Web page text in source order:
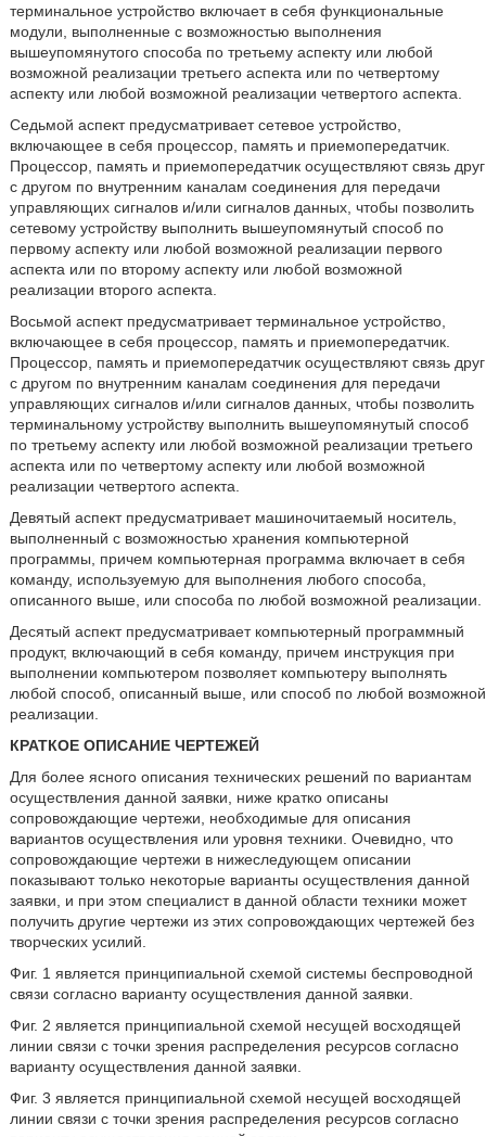
терминальное устройство включает в себя функциональные
модули, выполненные с возможностью выполнения
вышеупомянутого способа по третьему аспекту или любой
возможной реализации третьего аспекта или по четвертому
аспекту или любой возможной реализации четвертого аспекта.
Седьмой аспект предусматривает сетевое устройство,
включающее в себя процессор, память и приемопередатчик.
Процессор, память и приемопередатчик осуществляют связь друг
с другом по внутренним каналам соединения для передачи
управляющих сигналов и/или сигналов данных, чтобы позволить
сетевому устройству выполнить вышеупомянутый способ по
первому аспекту или любой возможной реализации первого
аспекта или по второму аспекту или любой возможной
реализации второго аспекта.
Восьмой аспект предусматривает терминальное устройство,
включающее в себя процессор, память и приемопередатчик.
Процессор, память и приемопередатчик осуществляют связь друг
с другом по внутренним каналам соединения для передачи
управляющих сигналов и/или сигналов данных, чтобы позволить
терминальному устройству выполнить вышеупомянутый способ
по третьему аспекту или любой возможной реализации третьего
аспекта или по четвертому аспекту или любой возможной
реализации четвертого аспекта.
Девятый аспект предусматривает машиночитаемый носитель,
выполненный с возможностью хранения компьютерной
программы, причем компьютерная программа включает в себя
команду, используемую для выполнения любого способа,
описанного выше, или способа по любой возможной реализации.
Десятый аспект предусматривает компьютерный программный
продукт, включающий в себя команду, причем инструкция при
выполнении компьютером позволяет компьютеру выполнять
любой способ, описанный выше, или способ по любой возможной
реализации.
КРАТКОЕ ОПИСАНИЕ ЧЕРТЕЖЕЙ
Для более ясного описания технических решений по вариантам
осуществления данной заявки, ниже кратко описаны
сопровождающие чертежи, необходимые для описания
вариантов осуществления или уровня техники. Очевидно, что
сопровождающие чертежи в нижеследующем описании
показывают только некоторые варианты осуществления данной
заявки, и при этом специалист в данной области техники может
получить другие чертежи из этих сопровождающих чертежей без
творческих усилий.
Фиг. 1 является принципиальной схемой системы беспроводной
связи согласно варианту осуществления данной заявки.
Фиг. 2 является принципиальной схемой несущей восходящей
линии связи с точки зрения распределения ресурсов согласно
варианту осуществления данной заявки.
Фиг. 3 является принципиальной схемой несущей восходящей
линии связи с точки зрения распределения ресурсов согласно